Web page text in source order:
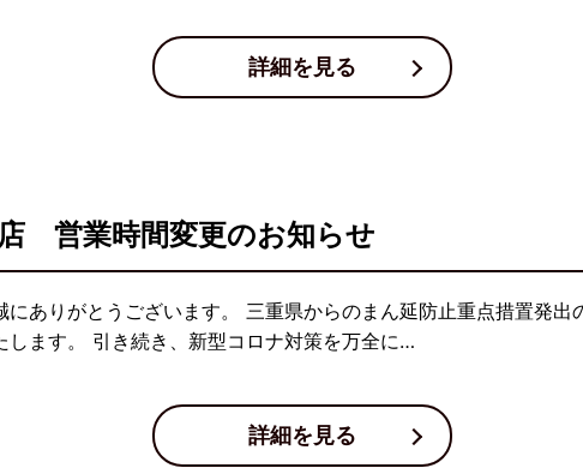
詳細を見る
営業時間変更のお知らせ
にありがとうございます。 三重県からのまん延防止重点措置発
します。 引き続き、新型コロナ対策を万全に…
詳細を見る